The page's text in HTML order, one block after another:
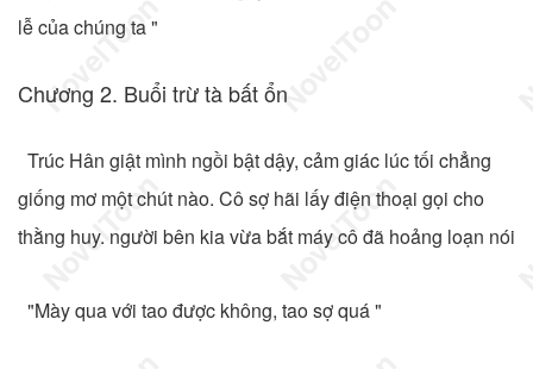
lễ của chúng ta "
Chương 2. Buổi trừ tà bất ổn
Trúc Hân giật mình ngồi bật dậy, cảm giác lúc tối chẳng
giống mơ một chút nào. Cô sợ hãi lấy điện thoại gọi cho
thằng huy. người bên kia vừa bắt máy cô đã hoảng loạn nói
"Mày qua với tao được không, tao sợ quá "